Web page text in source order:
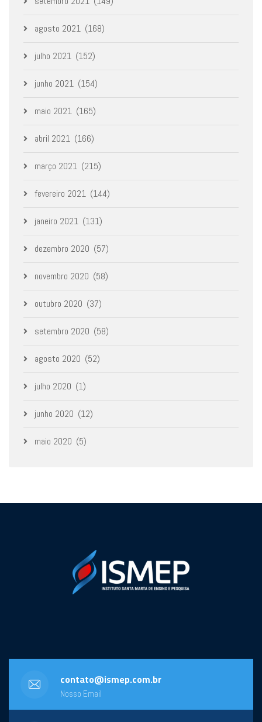
agosto 2021 (168)
julho 2021 (152)
junho 2021 (154)
maio 2021 (165)
abril 2021 (166)
março 2021 (215)
fevereiro 2021 (144)
janeiro 2021 (131)
dezembro 2020 (57)
novembro 2020 (58)
outubro 2020 (37)
setembro 2020 (58)
agosto 2020 (52)
julho 2020 (1)
junho 2020 (12)
maio 2020 (5)
contato@ismep.com.br
Nosso Email